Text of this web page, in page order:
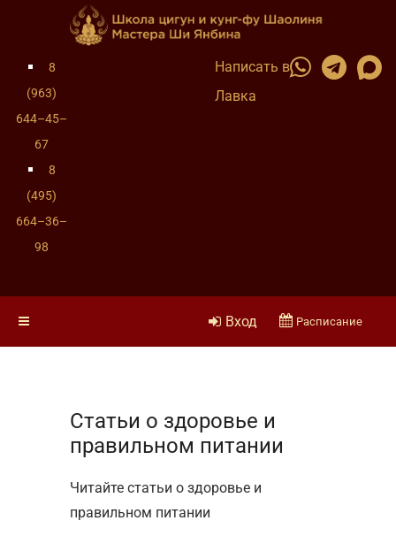
8
(963)
644–45–
67
8
(495)
664–36–
98
Написать в
Лавка
Вход Расписание
Статьи о здоровье и
правильном питании
Читайте статьи о здоровье и
правильном питании